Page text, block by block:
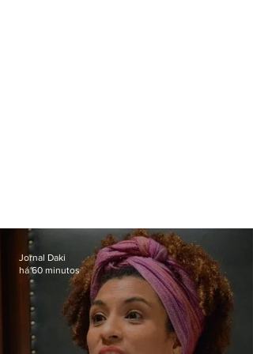
Jornal Daki
há 60 minutos